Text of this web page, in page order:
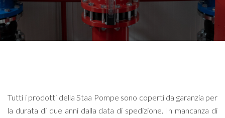
Tutti i prodotti della Staa Pompe sono coperti da garanzia per
la durata di due anni dalla data di spedizione. In mancanza di